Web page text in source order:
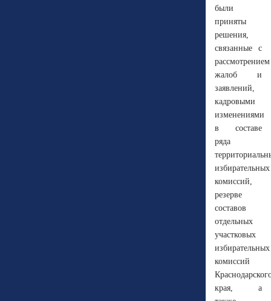
были
приняты
решения,
связанные с
рассмотрением
жалоб и
заявлений,
кадровыми
изменениями
в составе
ряда
избирательных
комиссий,
резерве
составов
отдельных
участковых
избирательных
комиссий
края, а